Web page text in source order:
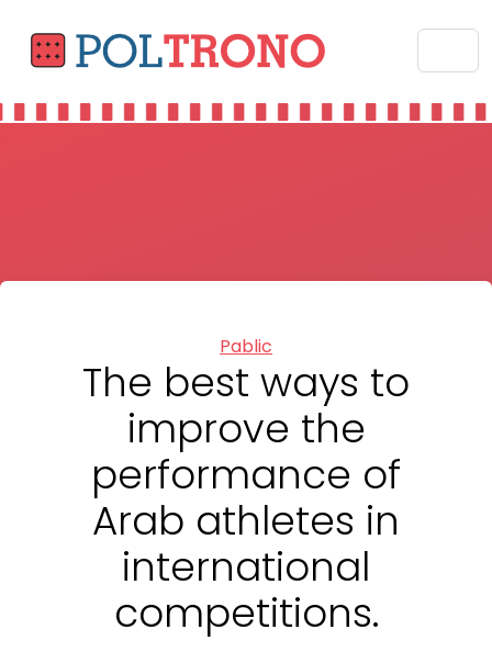
Categories
Pablic
The best ways to
improve the
performance of
Arab athletes in
international
competitions.